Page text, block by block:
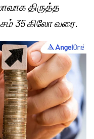
திருத்த
35 கிலோ வரை.